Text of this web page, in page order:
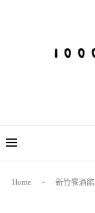
Home - 新竹餐酒館